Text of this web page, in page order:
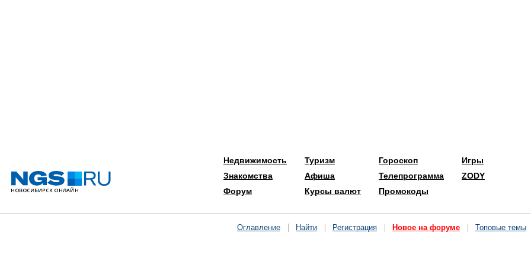
Недвижимость
Знакомства
Форум
Туризм
Афиша
Курсы валют
Гороскоп
Телепрограмма
Промокоды
Игры
ZODY
Оглавление Найти Регистрация Новое на форуме Топовые темы